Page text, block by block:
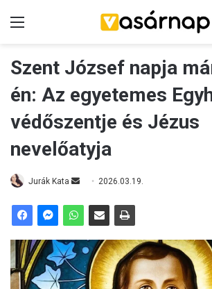
Szent József napja
én: Az egyetemes
védőszentje és Jézus
nevelőatyja
Jurák Kata
a
e
2026.03.19.